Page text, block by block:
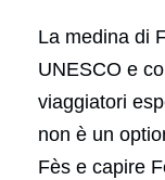
La medina di
UNESCO e
viaggiatori
non è un
Fès e capire